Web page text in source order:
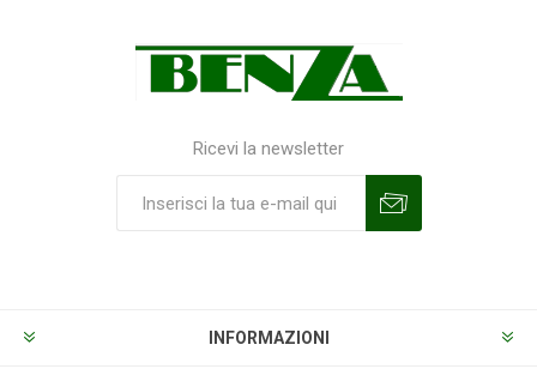
Ricevi la newsletter
INFORMAZIONI